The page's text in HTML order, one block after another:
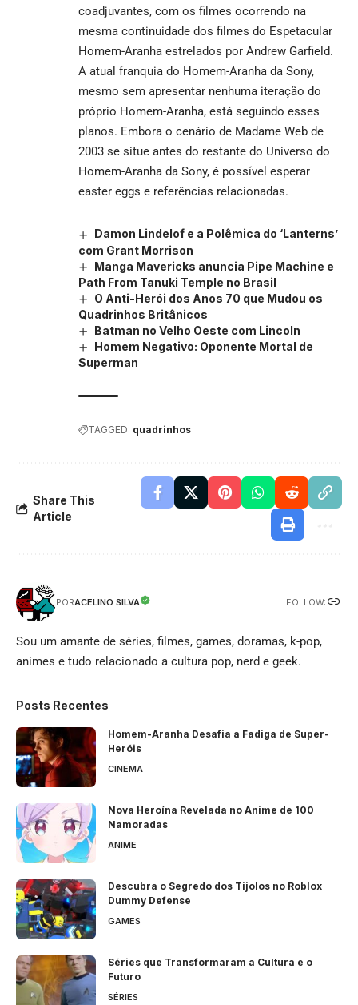
coadjuvantes, com os filmes ocorrendo na
mesma continuidade dos filmes do Espetacular
Homem-Aranha estrelados por Andrew Garfield.
A atual franquia do Homem-Aranha da Sony,
mesmo sem apresentar nenhuma iteração do
próprio Homem-Aranha, está seguindo esses
planos. Embora o cenário de Madame Web de
2003 se situe antes do restante do Universo do
Homem-Aranha da Sony, é possível esperar
easter eggs e referências relacionadas.
Damon Lindelof e a Polêmica do ‘Lanterns’
com Grant Morrison
Manga Mavericks anuncia Pipe Machine e
Path From Tanuki Temple no Brasil
O Anti-Herói dos Anos 70 que Mudou os
Quadrinhos Britânicos
Batman no Velho Oeste com Lincoln
Homem Negativo: Oponente Mortal de
Superman
TAGGED: quadrinhos
Share This
Article
PORACELINO SILVA FOLLOW:
Sou um amante de séries, filmes, games, doramas, k-pop,
animes e tudo relacionado a cultura pop, nerd e geek.
Posts Recentes
Homem-Aranha Desafia a Fadiga de Super-
Heróis
CINEMA
Nova Heroína Revelada no Anime de 100
Namoradas
ANIME
Descubra o Segredo dos Tijolos no Roblox
Dummy Defense
GAMES
Séries que Transformaram a Cultura e o
Futuro
SÉRIES